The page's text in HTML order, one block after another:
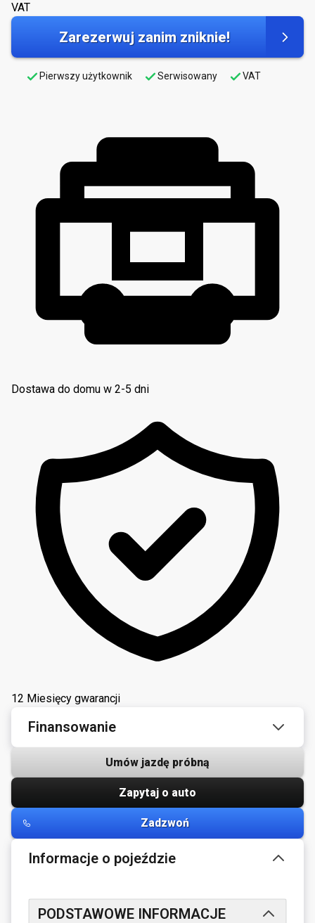
VAT
Zarezerwuj zanim zniknie!
Pierwszy użytkownik Serwisowany VAT
Dostawa do domu w 2-5 dni
12 Miesięcy gwarancji
Finansowanie
Umów jazdę próbną
Zapytaj o auto
Zadzwoń
Informacje o pojeździe
PODSTAWOWE INFORMACJE